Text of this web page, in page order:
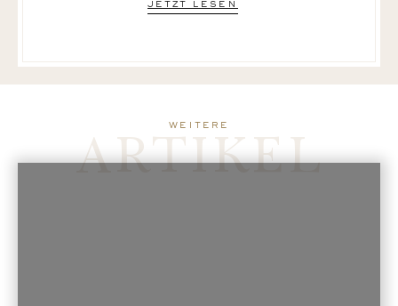
jetzt lesen
weitere
ARTIKEL